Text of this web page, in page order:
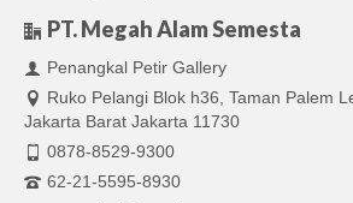
PT. Megah Alam Semesta
Penangkal Petir Gallery
Ruko Pelangi Blok h36, Taman Palem
Jakarta Barat Jakarta 11730
0878-8529-9300
62-21-5595-8930